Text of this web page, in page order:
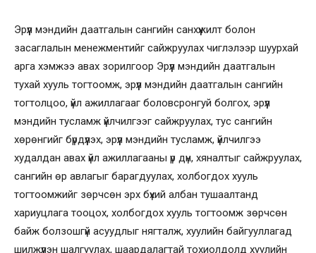
Эрүүл мэндийн даатгалын сангийн санхүүжилт болон
засаглалын менежментийг сайжруулах чиглэлээр шуурхай
арга хэмжээ авах зорилгоор Эрүүл мэндийн даатгалын
тухай хууль тогтоомж, эрүүл мэндийн даатгалын сангийн
тогтолцоо, үйл ажиллагааг боловсронгуй болгох, эрүүл
мэндийн тусламж үйлчилгээг сайжруулах, тус сангийн
хөрөнгийг бүрдүүлэх, эрүүл мэндийн тусламж, үйлчилгээ
худалдан авах үйл ажиллагааны үр дүн, хяналтыг сайжруулах,
сангийн өр авлагыг барагдуулах, холбогдох хууль
тогтоомжийг зөрчсөн эрх бүхий албан тушаалтанд
хариуцлага тооцох, холбогдох хууль тогтоомж зөрчсөн
байж болзошгүй асуудлыг нягталж, хуулийн байгууллагад
шилжүүлэн шалгуулах, шаардалагтай тохиолдолд хуулийн